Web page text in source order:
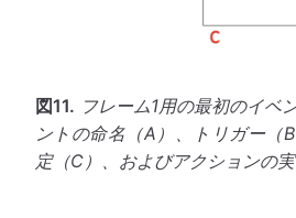
図11. フレーム1用の最初のイベ
ントの命名（A）、トリガー（
定（C）、およびアクションの実